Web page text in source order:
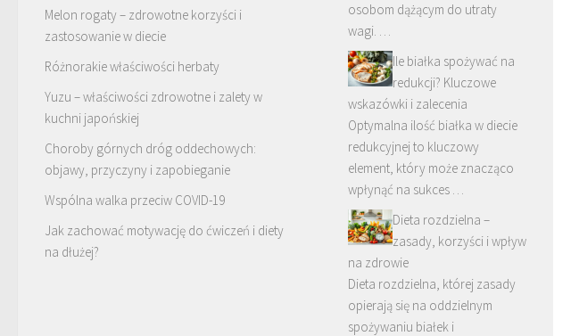
Melon rogaty – zdrowotne korzyści i
zastosowanie w diecie
Różnorakie właściwości herbaty
Yuzu – właściwości zdrowotne i zalety w
kuchni japońskiej
Choroby górnych dróg oddechowych:
objawy, przyczyny i zapobieganie
Wspólna walka przeciw COVID-19
Jak zachować motywację do ćwiczeń i diety
na dłużej?
osobom dążącym do utraty
wagi. …
Ile białka spożywać na
redukcji? Kluczowe
wskazówki i zalecenia
Optymalna ilość białka w diecie
redukcyjnej to kluczowy
element, który może znacząco
wpłynąć na sukces …
Dieta rozdzielna –
zasady, korzyści i wpływ
na zdrowie
Dieta rozdzielna, której zasady
opierają się na oddzielnym
spożywaniu białek i